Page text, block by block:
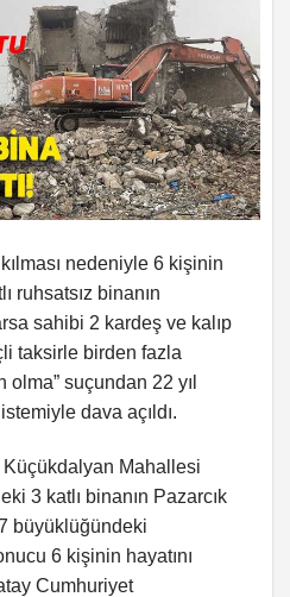
nedeniyle 6 kişinin
ruhsatsız binanın
sahibi 2 kardeş ve kalıp
taksirle birden fazla
suçundan 22 yıl
dava açıldı.
Mahallesi
3 katlı binanın Pazarcık
büyüklüğündeki
6 kişinin hayatını
Cumhuriyet